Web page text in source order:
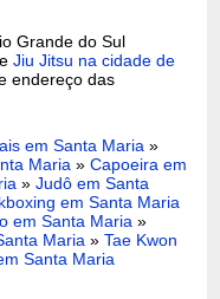
Grande do Sul
Jiu Jitsu na cidade de
endereço das
em Santa Maria »
Maria »Capoeira em
»Judô em Santa
em Santa Maria
em Santa Maria »
Maria »Tae Kwon
Santa Maria